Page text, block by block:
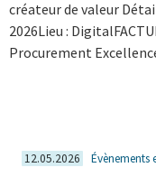
créateur de valeur
2026Lieu :
Procurement
12.05.2026 Évènements